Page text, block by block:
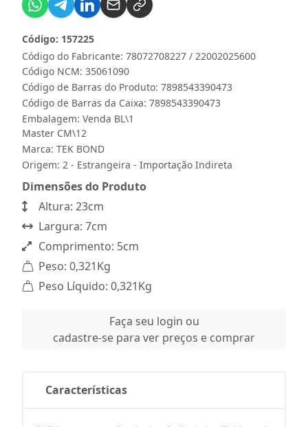
Código do Fabricante: 78072708227 / 22002025600
Código: 157225
Código NCM: 35061090
Código de Barras do Produto: 7898543390473
Código de Barras da Caixa: 7898543390473
Embalagem: Venda BL\1
Master CM\12
Marca: TEK BOND
Origem: 2 - Estrangeira - Importação Indireta
Dimensões do Produto
Altura: 23cm
Largura: 7cm
Comprimento: 5cm
Peso: 0,321Kg
Peso Líquido: 0,321Kg
Faça seu login ou
cadastre-se para ver preços e comprar
Características